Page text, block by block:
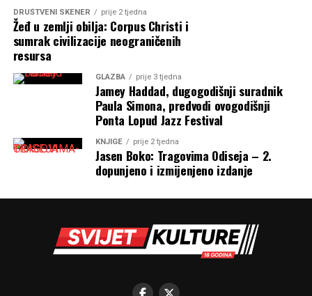
DRUŠTVENI SKENER prije 2 tjedna
Žeđ u zemlji obilja: Corpus Christi i
sumrak civilizacije neograničenih
resursa
GLAZBA prije 3 tjedna
Jamey Haddad, dugogodišnji suradnik
Paula Simona, predvodi ovogodišnji
Ponta Lopud Jazz Festival
KNJIGE prije 2 tjedna
Jasen Boko: Tragovima Odiseja – 2.
dopunjeno i izmijenjeno izdanje